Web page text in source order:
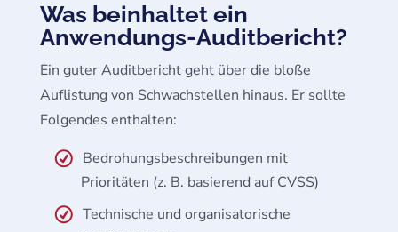
Was beinhaltet ein
Anwendungs-Auditbericht?
Ein guter Auditbericht geht über die bloße
Auflistung von Schwachstellen hinaus. Er sollte
Folgendes enthalten:
Bedrohungsbeschreibungen mit
Prioritäten (z. B. basierend auf CVSS)
Technische und organisatorische